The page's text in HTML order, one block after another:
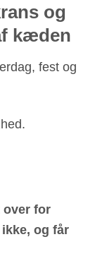
og
kæden
fest og
over for
og får